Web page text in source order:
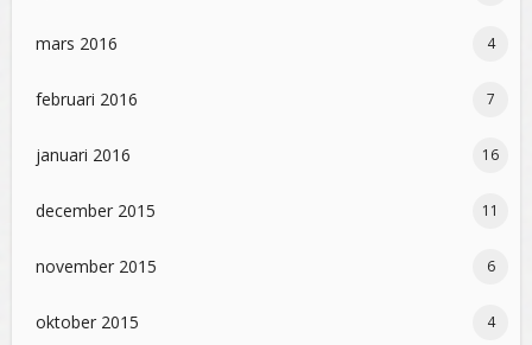
mars 2016 4
februari 2016 7
januari 2016 16
december 2015 11
november 2015 6
oktober 2015 4